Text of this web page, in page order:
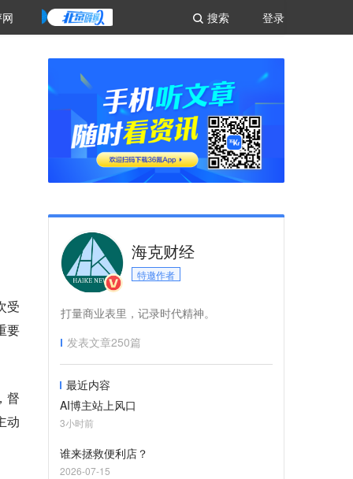
登录
搜索
受
要
督
动
海克财经
特邀作者
打量商业表里，记录时代精神。
发表文章250篇
最近内容
AI博主站上风口
3小时前
谁来拯救便利店？
2026-07-15